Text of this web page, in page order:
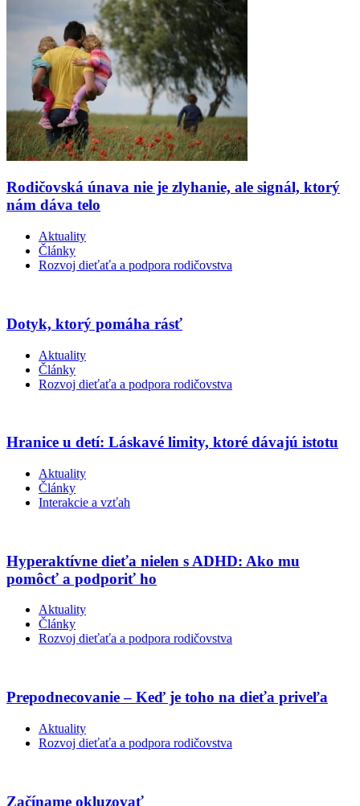
Rodičovská únava nie je zlyhanie, ale signál, ktorý
nám dáva telo
Aktuality
Články
Rozvoj dieťaťa a podpora rodičovstva
Dotyk, ktorý pomáha rásť
Aktuality
Články
Rozvoj dieťaťa a podpora rodičovstva
Hranice u detí: Láskavé limity, ktoré dávajú istotu
Aktuality
Články
Interakcie a vzťah
Hyperaktívne dieťa nielen s ADHD: Ako mu
pomôcť a podporiť ho
Aktuality
Články
Rozvoj dieťaťa a podpora rodičovstva
Prepodnecovanie – Keď je toho na dieťa priveľa
Aktuality
Rozvoj dieťaťa a podpora rodičovstva
Začíname okluzovať